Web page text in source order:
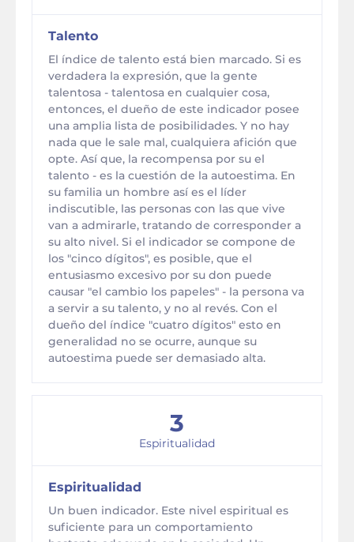
Talento
El índice de talento está bien marcado. Si es
verdadera la expresión, que la gente
talentosa - talentosa en cualquier cosa,
entonces, el dueño de este indicador posee
una amplia lista de posibilidades. Y no hay
nada que le sale mal, cualquiera afición que
opte. Así que, la recompensa por su el
talento - es la cuestión de la autoestima. En
su familia un hombre así es el líder
indiscutible, las personas con las que vive
van a admirarle, tratando de corresponder a
su alto nivel. Si el indicador se compone de
los "cinco dígitos", es posible, que el
entusiasmo excesivo por su don puede
causar "el cambio los papeles" - la persona va
a servir a su talento, y no al revés. Con el
dueño del índice "cuatro dígitos" esto en
generalidad no se ocurre, aunque su
autoestima puede ser demasiado alta.
3
Espiritualidad
Espiritualidad
Un buen indicador. Este nivel espiritual es
suficiente para un comportamiento